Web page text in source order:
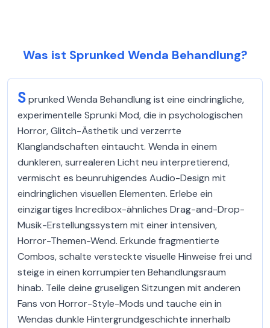
Was ist Sprunked Wenda Behandlung?
Sprunked Wenda Behandlung ist eine eindringliche,
experimentelle Sprunki Mod, die in psychologischen
Horror, Glitch-Ästhetik und verzerrte
Klanglandschaften eintaucht. Wenda in einem
dunkleren, surrealeren Licht neu interpretierend,
vermischt es beunruhigendes Audio-Design mit
eindringlichen visuellen Elementen. Erlebe ein
einzigartiges Incredibox-ähnliches Drag-and-Drop-
Musik-Erstellungssystem mit einer intensiven,
Horror-Themen-Wend. Erkunde fragmentierte
Combos, schalte versteckte visuelle Hinweise frei und
steige in einen korrumpierten Behandlungsraum
hinab. Teile deine gruseligen Sitzungen mit anderen
Fans von Horror-Style-Mods und tauche ein in
Wendas dunkle Hintergrundgeschichte innerhalb